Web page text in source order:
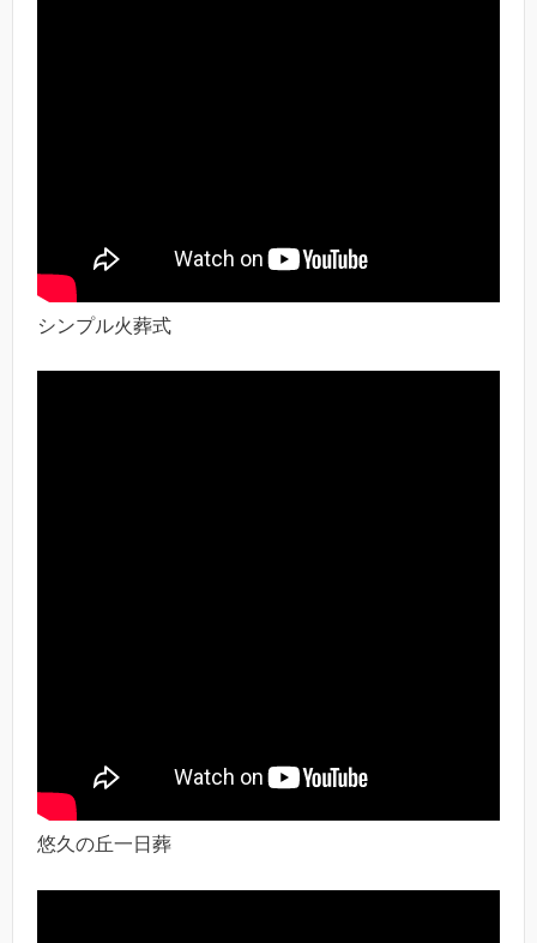
シンプル火葬式
悠久の丘一日葬